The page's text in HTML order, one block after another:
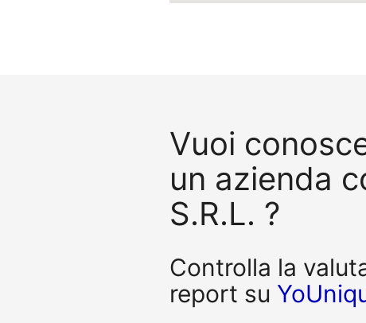
Vuoi
un azienda
S.R.L. ?
Controlla la
report su